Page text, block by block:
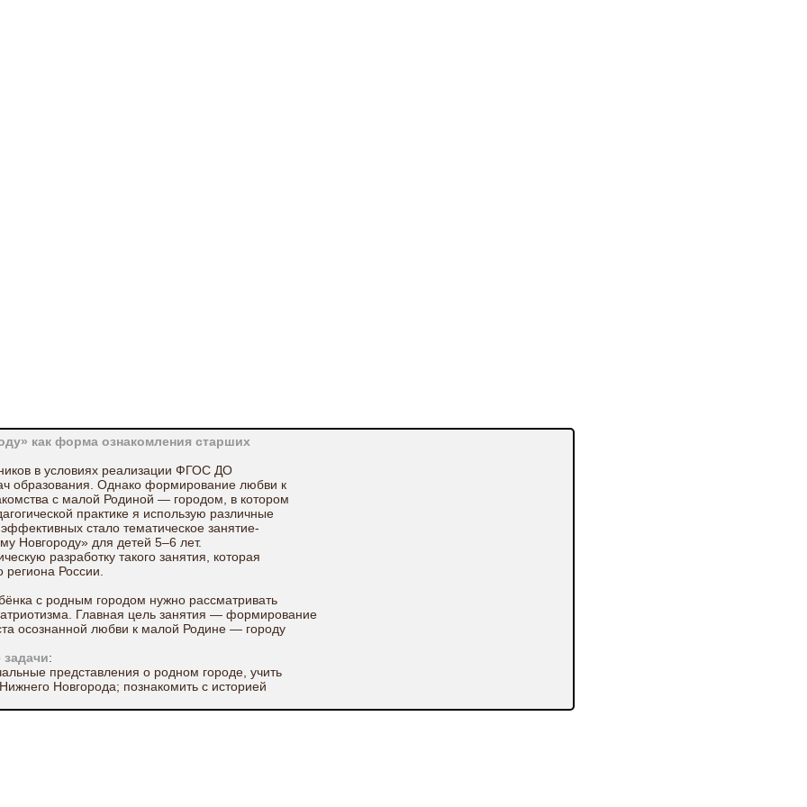
как форма ознакомления старших
в условиях реализации ФГОС ДО
образования. Однако формирование любви к
с малой Родиной — городом, в котором
практике я использую различные
стало тематическое занятие-
Новгороду» для детей 5–6 лет.
разработку такого занятия, которая
России.
с родным городом нужно рассматривать
Главная цель занятия — формирование
осознанной любви к малой Родине — городу
задачи:
представления о родном городе, учить
Новгорода; познакомить с историей